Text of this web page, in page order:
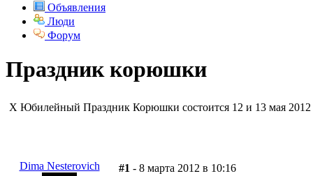
Объявления
Люди
Форум
Праздник корюшки
X Юбилейный Праздник Корюшки состоится 12 и 13 мая 2012
Dima Nesterovich #1 - 8 марта 2012 в 10:16